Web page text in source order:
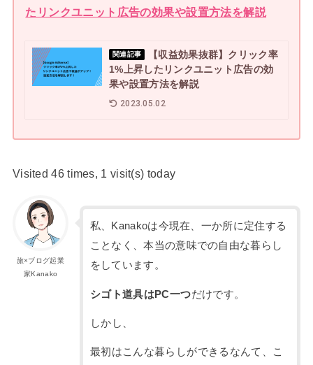
たリンクユニット広告の効果や設置方法を解説
関連記事
【収益効果抜群】クリック率
1%上昇したリンクユニット広告の効
果や設置方法を解説
2023.05.02
Visited 46 times, 1 visit(s) today
旅×ブログ起業
家Kanako
私、Kanakoは今現在、一か所に定住する
ことなく、本当の意味での自由な暮らし
をしています。
シゴト道具はPC一つだけです。
しかし、
最初はこんな暮らしができるなんて、こ